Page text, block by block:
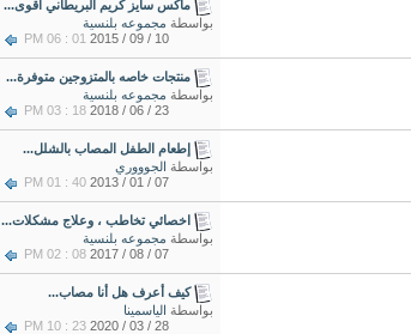
ماكس سايز كريم البريطاني اقوى...
بواسطة مجموعه بلنسية
10 / 09 / 2015
01 : 06 PM
منتجات خاصه بالمتزوجين متوفرة...
بواسطة مجموعه بلنسية
23 / 06 / 2018
18 : 03 PM
إطعام الطفل المصاب بالشلل...
بواسطة الجوووري
07 / 01 / 2013
40 : 01 PM
اخصائي تخاطب ، وعلاج مشكلات...
بواسطة مجموعه بلنسية
07 / 08 / 2017
08 : 02 PM
كيف أعرف هل أنا مصاب...
بواسطة الياسمينا
28 / 03 / 2020
23 : 10 PM